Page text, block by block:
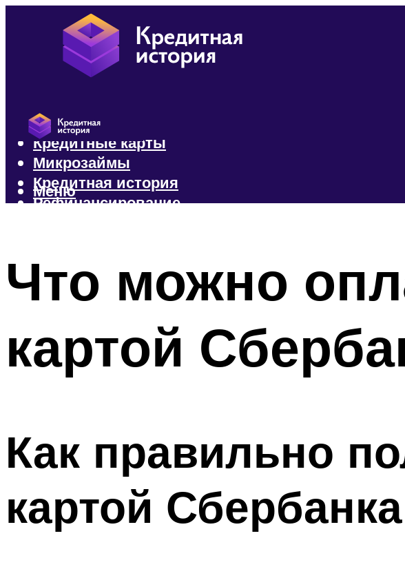
Кредиты
Кредитные карты
Микрозаймы
Кредитная история
Рефинансирование
Меню
Что можно
картой
Как правильно
картой Сбербанка